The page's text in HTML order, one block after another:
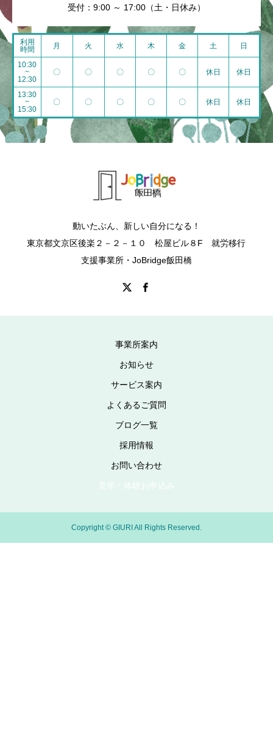
受付：9:00 ～ 17:00（土・日休み）
利用
時間
月 火 水 木 金 土 日
10:30
~
12:30
〇 〇 〇 〇 〇 休日 休日
13:30
~
15:30
〇 〇 〇 〇 〇 休日 休日
動いたぶん、新しい自分になる！
東京都文京区後楽２－２－１０ 松屋ビル８F 就労移行
支援事業所・JoBridge飯田橋
事業所案内
お知らせ
サービス案内
よくあるご質問
ブログ一覧
採用情報
お問い合わせ
見学・体験お申込み
Copyright © GIURI All Rights Reserved.